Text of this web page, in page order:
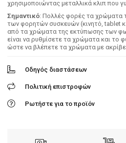
χρησιμοποιώντας μεταλλικά κλιπ που
Σημαντικό: Πολλές φορές τα χρώματα
των φορητών συσκευών (κινητό, tablet
από τα χρώματα της εκτύπωσης των
είναι να ρυθμίσετε τα χρώματα και το
ώστε να βλέπετε τα χρώματα με
Οδηγός διαστάσεων
Πολιτική επιστροφών
Ρωτήστε για το προϊόν